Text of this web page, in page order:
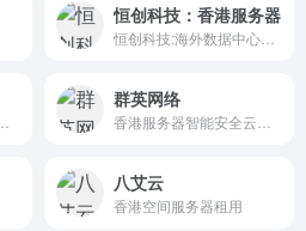
恒创科技：香港服务器
群英网络
八艾云
香港空间服务器租用